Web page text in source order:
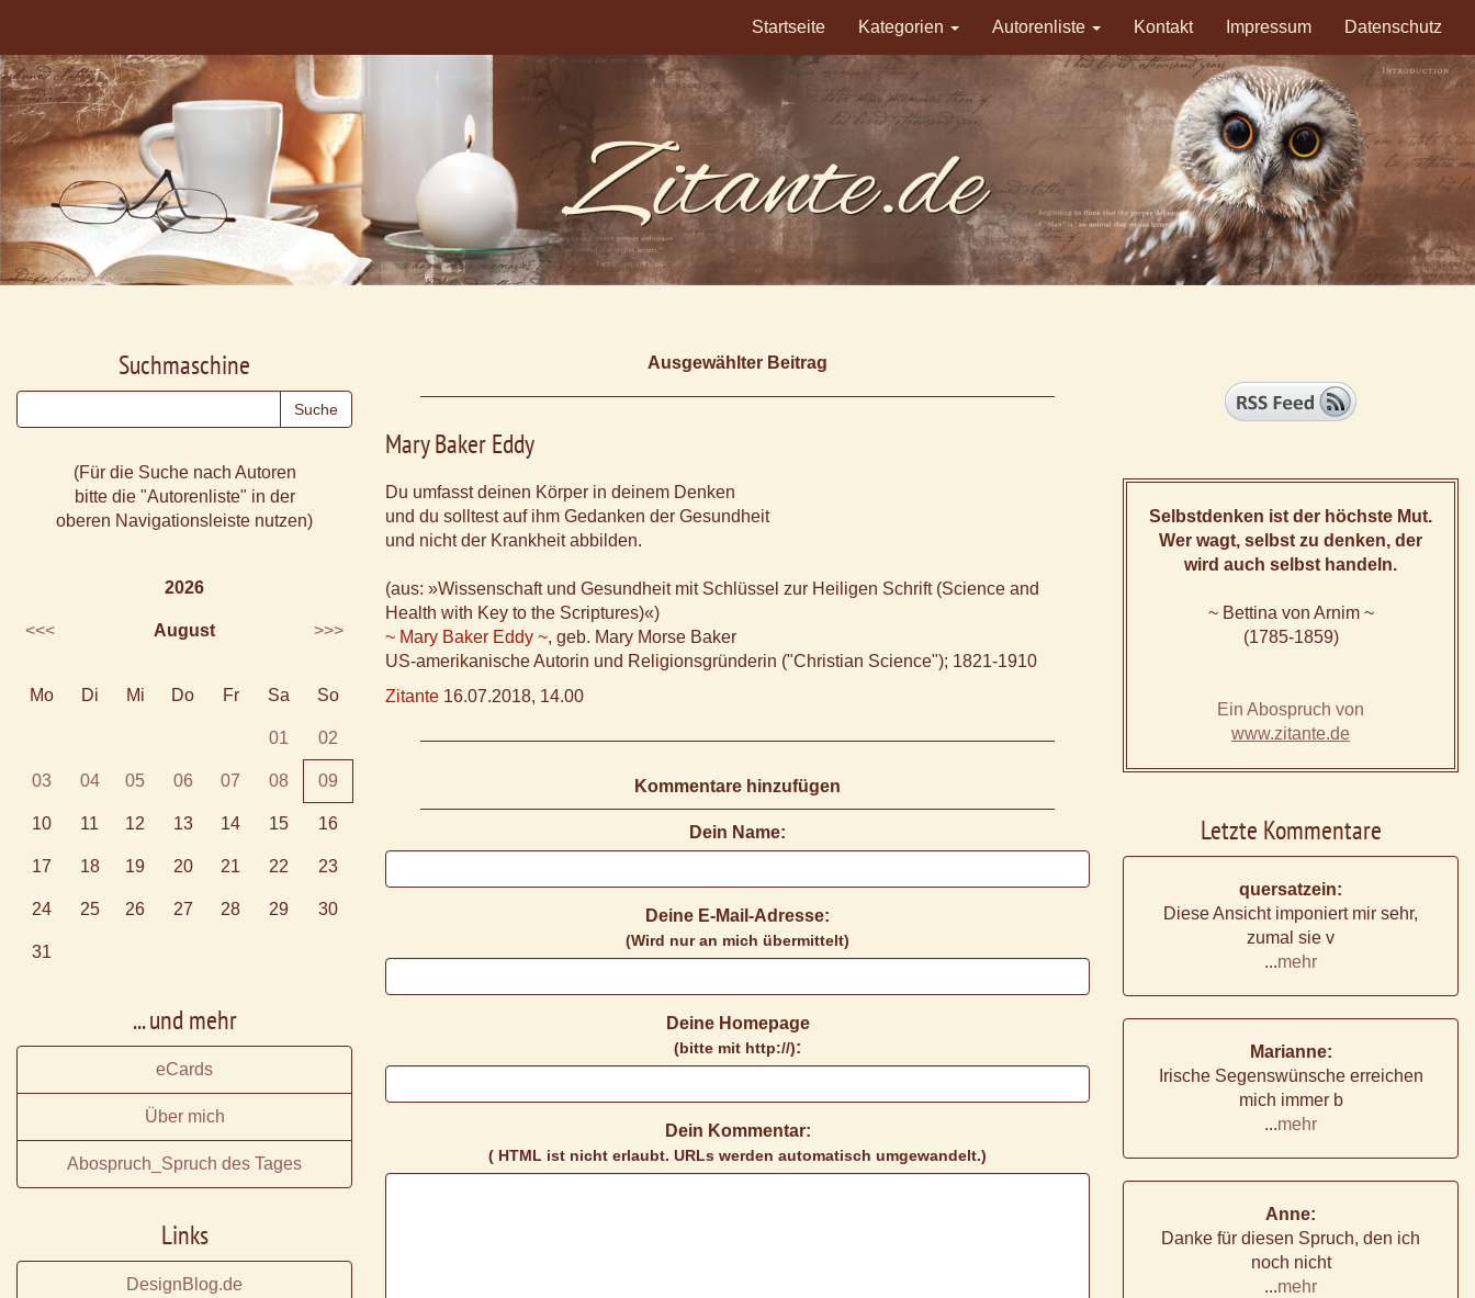
Startseite Kategorien Autorenliste Kontakt Impressum Datenschutz
Ausgewählter Beitrag
Mary Baker Eddy
Du umfasst deinen Körper in deinem Denken
und du solltest auf ihm Gedanken der Gesundheit
und nicht der Krankheit abbilden.
(aus: »Wissenschaft und Gesundheit mit Schlüssel zur Heiligen Schrift (Science and
Health with Key to the Scriptures)«)
~ Mary Baker Eddy ~, geb. Mary Morse Baker
US-amerikanische Autorin und Religionsgründerin ("Christian Science"); 1821-1910
Zitante 16.07.2018, 14.00
Kommentare hinzufügen
Dein Name:
Deine E-Mail-Adresse:
(Wird nur an mich übermittelt)
Deine Homepage
(bitte mit http://):
Dein Kommentar:
( HTML ist nicht erlaubt. URLs werden automatisch umgewandelt.)
Suchmaschine
(Für die Suche nach Autoren
bitte die "Autorenliste" in der
oberen Navigationsleiste nutzen)
2026
<<< August >>>
Mo Di Mi Do Fr Sa So
01 02
03 04 05 06 07 08 09
10 11 12 13 14 15 16
17 18 19 20 21 22 23
24 25 26 27 28 29 30
31
... und mehr
eCards
Über mich
Abospruch_Spruch des Tages
Links
DesignBlog.de
Selbstdenken ist der höchste Mut.
Wer wagt, selbst zu denken, der
wird auch selbst handeln.
~ Bettina von Arnim ~
(1785-1859)
Ein Abospruch von
www.zitante.de
Letzte Kommentare
quersatzein:
Diese Ansicht imponiert mir sehr,
zumal sie v
...mehr
Marianne:
Irische Segenswünsche erreichen
mich immer b
...mehr
Anne:
Danke für diesen Spruch, den ich
noch nicht
...mehr